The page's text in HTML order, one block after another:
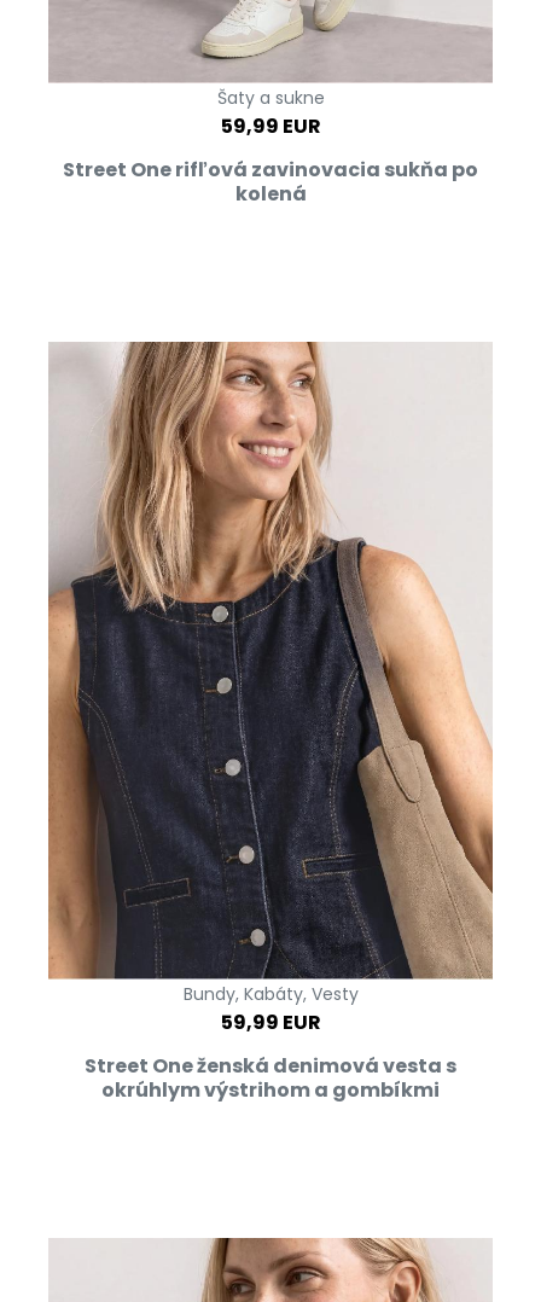
Šaty a sukne
59,99 EUR
Street One rifľová zavinovacia sukňa po
kolená
Bundy, Kabáty, Vesty
59,99 EUR
Street One ženská denimová vesta s
okrúhlym výstrihom a gombíkmi